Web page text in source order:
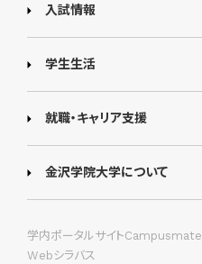
入試情報
学生生活
就職・キャリア支援
金沢学院大学について
学内ポータルサイトCampusmate
Webシラバス